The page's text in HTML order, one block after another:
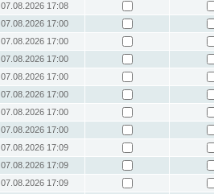
07.08.2026 17:08
07.08.2026 17:00
07.08.2026 17:00
07.08.2026 17:00
07.08.2026 17:00
07.08.2026 17:00
07.08.2026 17:00
07.08.2026 17:00
07.08.2026 17:09
07.08.2026 17:09
07.08.2026 17:09